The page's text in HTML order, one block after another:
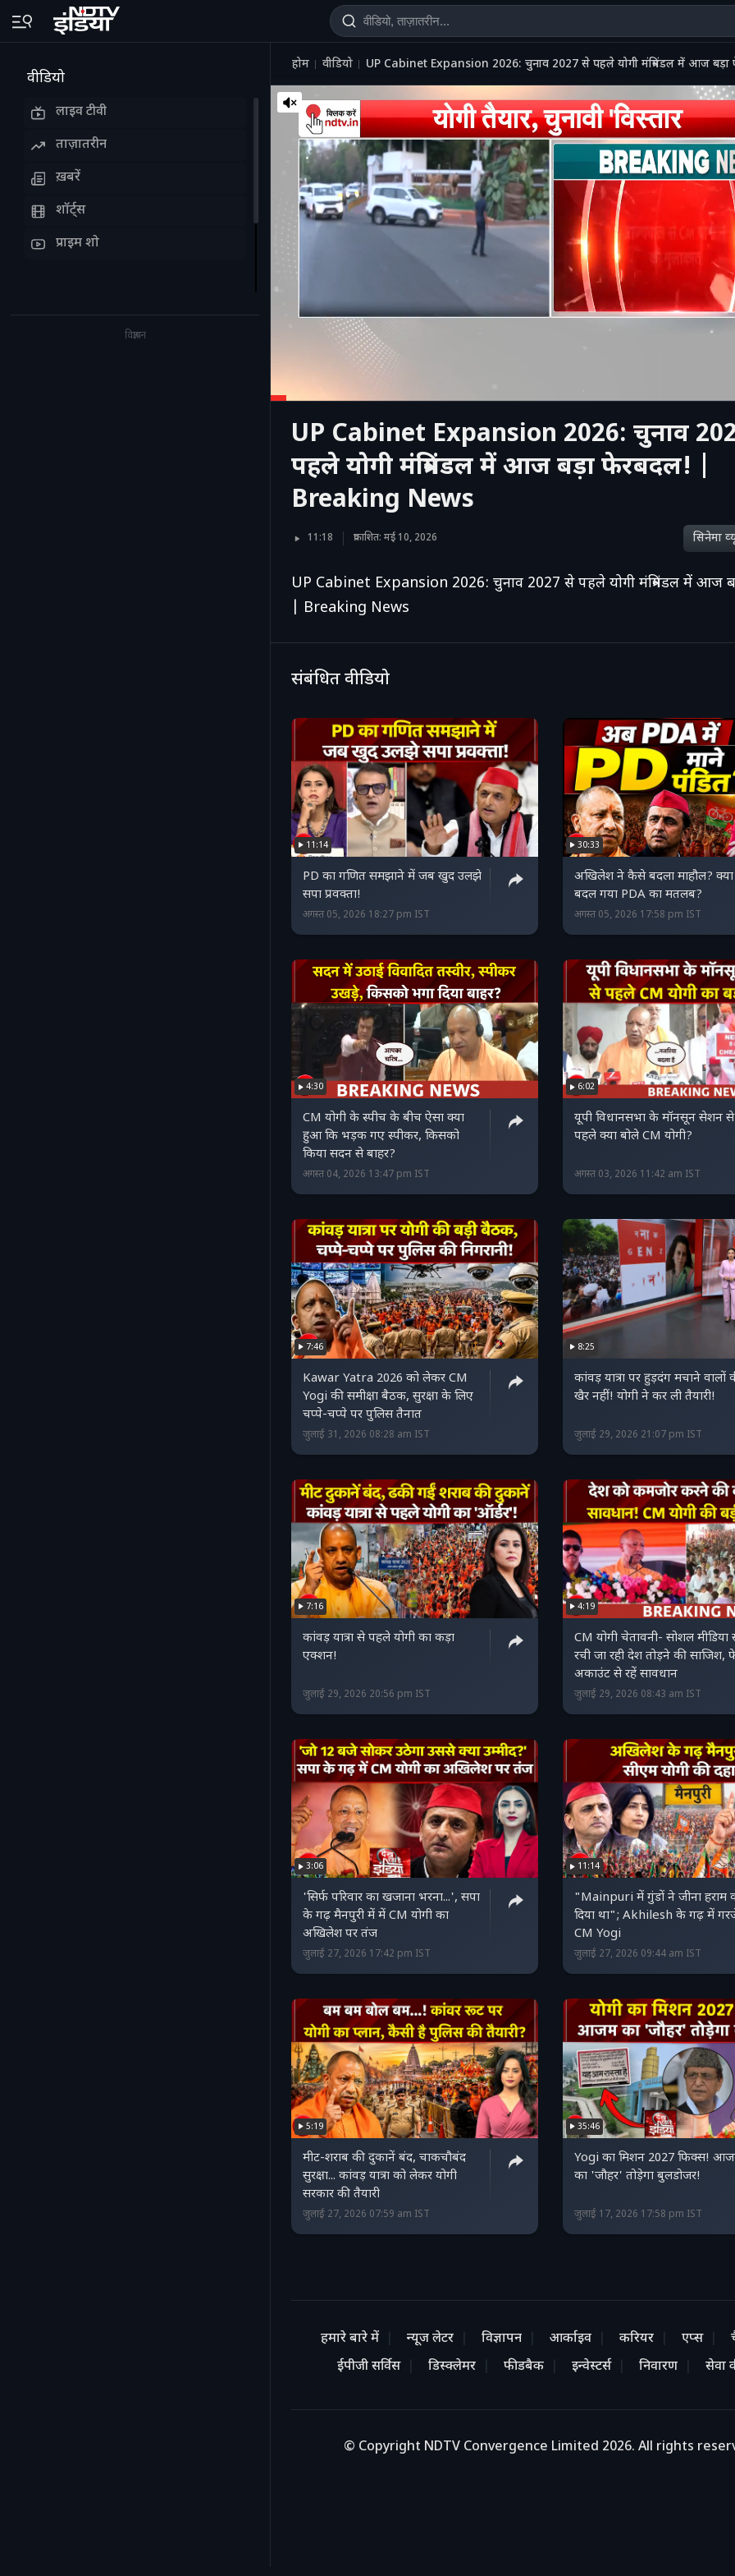
वीडियो
लाइव टीवी
ताज़ातरीन
ख़बरें
शॉर्ट्स
प्राइम शो
विज्ञापन
होम वीडियो UP Cabinet Expansion 2026: चुनाव 2027 से पहले योगी मंत्रिमंडल में आज
UP Cabinet Expansion 2026: चुनाव
पहले योगी मंत्रिमंडल में आज बड़ा फेरबदल! |
Breaking News
11:18 प्रकाशित: मई 10, 2026 सिनेमा
UP Cabinet Expansion 2026: चुनाव 2027 से पहले योगी मंत्रिमंडल में आज
| Breaking News
संबंधित वीडियो
11:14
PD का गणित समझाने में जब खुद उलझे
सपा प्रवक्ता!
अगस्त 05, 2026 18:27 pm IST
30:33
अखिलेश ने कैसे बदला माहौल? क्या
बदल गया PDA का मतलब?
अगस्त 05, 2026 17:58 pm IST
4:30
CM योगी के स्पीच के बीच ऐसा क्या
हुआ कि भड़क गए स्पीकर, किसको
किया सदन से बाहर?
अगस्त 04, 2026 13:47 pm IST
6:02
यूपी व‍िधानसभा के मॉनसून सेशन से
पहले क्या बोले CM योगी?
अगस्त 03, 2026 11:42 am IST
7:46
Kawar Yatra 2026 को लेकर CM
Yogi की समीक्षा बैठक, सुरक्षा के लिए
चप्पे-चप्पे पर पुलिस तैनात
जुलाई 31, 2026 08:28 am IST
8:25
कांवड़ यात्रा पर हुड़दंग मचाने वालों
खैर नहीं! योगी ने कर ली तैयारी!
जुलाई 29, 2026 21:07 pm IST
7:16
कांवड़ यात्रा से पहले योगी का कड़ा
एक्शन!
जुलाई 29, 2026 20:56 pm IST
4:19
CM योगी चेतावनी- सोशल मीडिया
रची जा रही देश तोड़ने की साजिश,
अकाउंट से रहें सावधान
जुलाई 29, 2026 08:43 am IST
3:06
'सिर्फ परिवार का खजाना भरना...', सपा
के गढ़ मैनपुरी में में CM योगी का
अखिलेश पर तंज
जुलाई 27, 2026 17:42 pm IST
11:14
"Mainpuri में गुंडों ने जीना हराम
दिया था"; Akhilesh के गढ़ में
CM Yogi
जुलाई 27, 2026 09:44 am IST
5:19
मीट-शराब की दुकानें बंद, चाकचौबंद
सुरक्षा... कांवड़ यात्रा को लेकर योगी
सरकार की तैयारी
जुलाई 27, 2026 07:59 am IST
35:46
Yogi का मिशन 2027 फिक्स!
का 'जौहर' तोड़ेगा बुलडोजर!
जुलाई 17, 2026 17:58 pm IST
हमारे बारे में न्यूज लेटर विज्ञापन आर्काइव करियर एप्स
ईपीजी सर्विस
डिस्क्लेमर फीडबैक इन्वेस्टर्स निवारण सेवा
© Copyright NDTV Convergence Limited 2026. All rights